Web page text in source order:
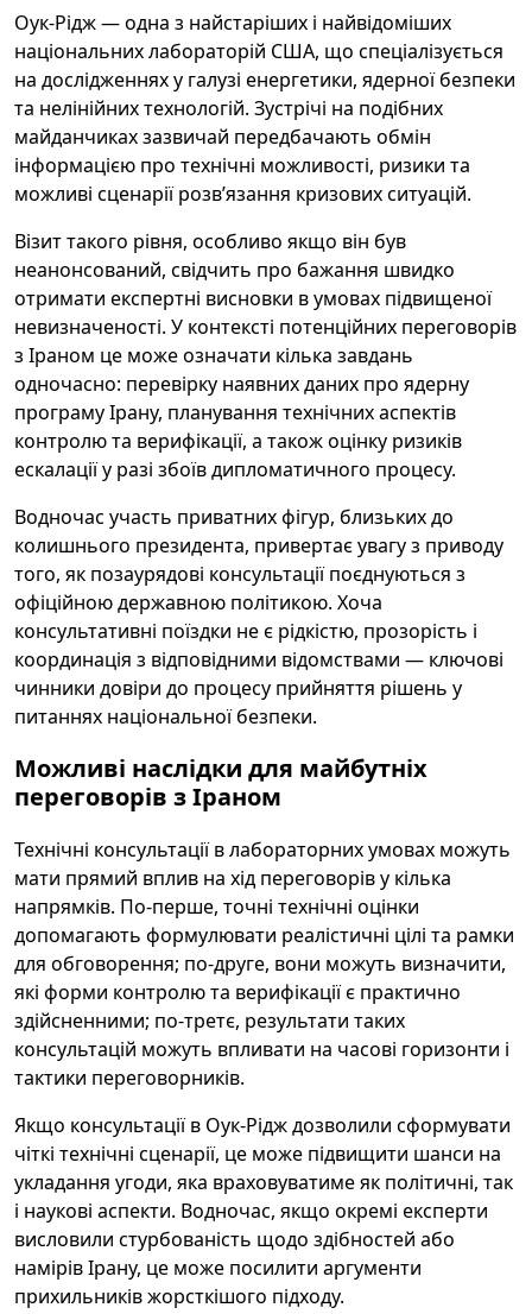
Оук-Рідж — одна з найстаріших і найвідоміших
національних лабораторій США, що спеціалізується
на дослідженнях у галузі енергетики, ядерної безпеки
та нелінійних технологій. Зустрічі на подібних
майданчиках зазвичай передбачають обмін
інформацією про технічні можливості, ризики та
можливі сценарії розвʼязання кризових ситуацій.
Візит такого рівня, особливо якщо він був
неанонсований, свідчить про бажання швидко
отримати експертні висновки в умовах підвищеної
невизначеності. У контексті потенційних переговорів
з Іраном це може означати кілька завдань
одночасно: перевірку наявних даних про ядерну
програму Ірану, планування технічних аспектів
контролю та верифікації, а також оцінку ризиків
ескалації у разі збоїв дипломатичного процесу.
Водночас участь приватних фігур, близьких до
колишнього президента, привертає увагу з приводу
того, як позаурядові консультації поєднуються з
офіційною державною політикою. Хоча
консультативні поїздки не є рідкістю, прозорість і
координація з відповідними відомствами — ключові
чинники довіри до процесу прийняття рішень у
питаннях національної безпеки.
Можливі наслідки для майбутніх
переговорів з Іраном
Технічні консультації в лабораторних умовах можуть
мати прямий вплив на хід переговорів у кілька
напрямків. По-перше, точні технічні оцінки
допомагають формулювати реалістичні цілі та рамки
для обговорення; по-друге, вони можуть визначити,
які форми контролю та верифікації є практично
здійсненними; по-третє, результати таких
консультацій можуть впливати на часові горизонти і
тактики переговорників.
Якщо консультації в Оук-Рідж дозволили сформувати
чіткі технічні сценарії, це може підвищити шанси на
укладання угоди, яка враховуватиме як політичні, так
і наукові аспекти. Водночас, якщо окремі експерти
висловили стурбованість щодо здібностей або
намірів Ірану, це може посилити аргументи
прихильників жорсткішого підходу.